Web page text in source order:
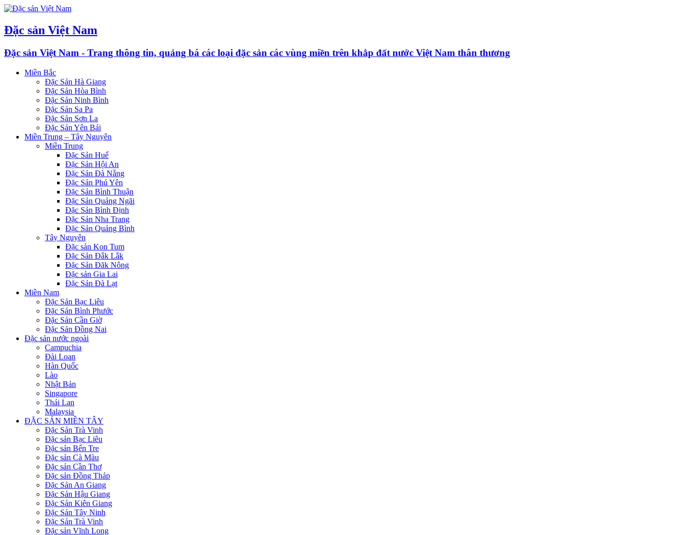
Đặc sản Việt Nam
Đặc sản Việt Nam - Trang thông tin, quảng bá các loại đặc sản các vùng miền trên khắp đất nước Việt Nam thân thương
Miền Bắc
Đặc Sản Hà Giang
Đặc Sản Hòa Bình
Đặc Sản Ninh Bình
Đặc Sản Sa Pa
Đặc Sản Sơn La
Đặc Sản Yên Bái
Miền Trung – Tây Nguyên
Miền Trung
Đặc Sản Huế
Đặc Sản Hội An
Đặc Sản Đà Nẵng
Đặc Sản Phú Yên
Đặc Sản Bình Thuận
Đặc Sản Quảng Ngãi
Đặc Sản Bình Định
Đặc Sản Nha Trang
Đặc Sản Quảng Bình
Tây Nguyên
Đặc sản Kon Tum
Đặc Sản Đắk Lắk
Đặc Sản Đăk Nông
Đặc sản Gia Lai
Đặc Sản Đà Lạt
Miền Nam
Đặc Sản Bạc Liêu
Đặc Sản Bình Phước
Đặc Sản Cần Giờ
Đặc Sản Đồng Nai
Đặc sản nước ngoài
Campuchia
Đài Loan
Hàn Quốc
Lào
Nhật Bản
Singapore
Thái Lan
Malaysia
ĐẶC SẢN MIỀN TÂY
Đặc Sản Trà Vinh
Đặc sản Bạc Liêu
Đặc sản Bến Tre
Đặc sản Cà Màu
Đặc sản Cần Thơ
Đặc sản Đồng Tháp
Đặc Sản An Giang
Đặc Sản Hậu Giang
Đặc Sản Kiên Giang
Đặc Sản Tây Ninh
Đặc Sản Trà Vinh
Đặc sản Vĩnh Long